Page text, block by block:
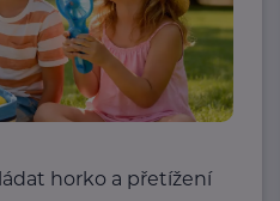
horko a přetížení